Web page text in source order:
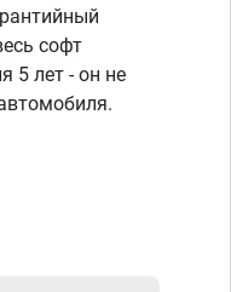
софт
5 лет - он не